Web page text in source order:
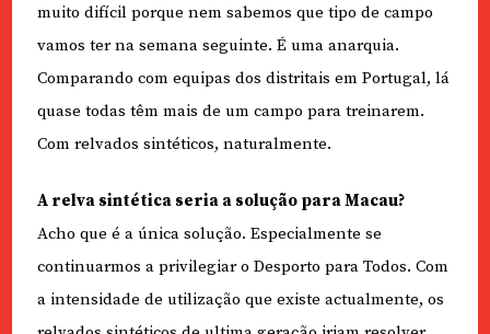
muito difícil porque nem sabemos que tipo de campo
vamos ter na semana seguinte. É uma anarquia.
Comparando com equipas dos distritais em Portugal, lá
quase todas têm mais de um campo para treinarem.
Com relvados sintéticos, naturalmente.
A relva sintética seria a solução para Macau?
Acho que é a única solução. Especialmente se
continuarmos a privilegiar o Desporto para Todos. Com
a intensidade de utilização que existe actualmente, os